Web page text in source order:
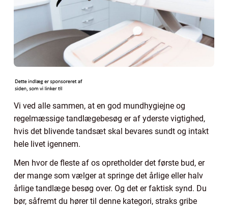
Vi ved alle sammen, at en god mundhygiejne og
regelmæssige tandlægebesøg er af yderste vigtighed,
hvis det blivende tandsæt skal bevares sundt og intakt
hele livet igennem.
Men hvor de fleste af os opretholder det første bud, er
der mange som vælger at springe det årlige eller halv
årlige tandlæge besøg over. Og det er faktisk synd. Du
bør, såfremt du hører til denne kategori, straks gribe